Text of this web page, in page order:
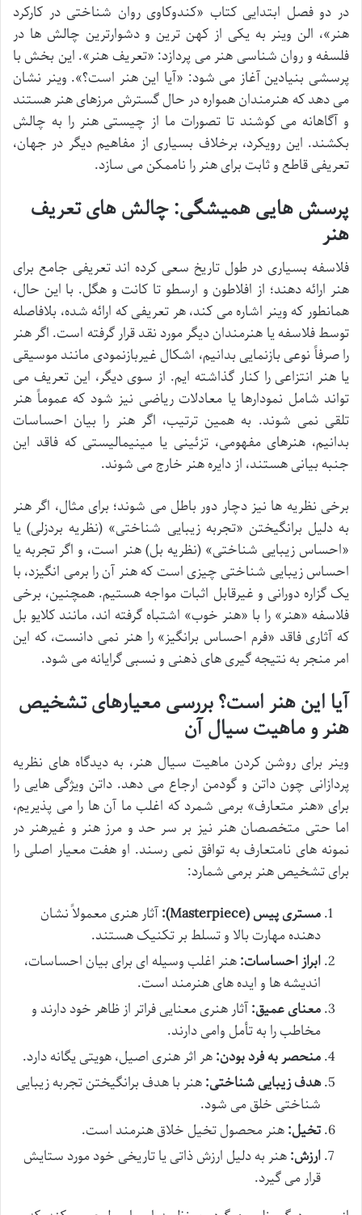
در دو فصل ابتدایی کتاب «کندوکاوی روان شناختی در کارکرد
هنر»، الن وینر به یکی از کهن ترین و دشوارترین چالش ها در
فلسفه و روان شناسی هنر می پردازد: «تعریف هنر». این بخش با
پرسشی بنیادین آغاز می شود: «آیا این هنر است؟». وینر نشان
می دهد که هنرمندان همواره در حال گسترش مرزهای هنر هستند
و آگاهانه می کوشند تا تصورات ما از چیستی هنر را به چالش
بکشند. این رویکرد، برخلاف بسیاری از مفاهیم دیگر در جهان،
تعریفی قاطع و ثابت برای هنر را ناممکن می سازد.
پرسش هایی همیشگی: چالش های تعریف
هنر
فلاسفه بسیاری در طول تاریخ سعی کرده اند تعریفی جامع برای
هنر ارائه دهند؛ از افلاطون و ارسطو تا کانت و هگل. با این حال،
همانطور که وینر اشاره می کند، هر تعریفی که ارائه شده، بلافاصله
توسط فلاسفه یا هنرمندان دیگر مورد نقد قرار گرفته است. اگر هنر
را صرفاً نوعی بازنمایی بدانیم، اشکال غیربازنمودی مانند موسیقی
یا هنر انتزاعی را کنار گذاشته ایم. از سوی دیگر، این تعریف می
تواند شامل نمودارها یا معادلات ریاضی نیز شود که عموماً هنر
تلقی نمی شوند. به همین ترتیب، اگر هنر را بیان احساسات
بدانیم، هنرهای مفهومی، تزئینی یا مینیمالیستی که فاقد این
جنبه بیانی هستند، از دایره هنر خارج می شوند.
برخی نظریه ها نیز دچار دور باطل می شوند؛ برای مثال، اگر هنر
به دلیل برانگیختن «تجربه زیبایی شناختی» (نظریه بردزلی) یا
«احساس زیبایی شناختی» (نظریه بل) هنر است، و اگر تجربه یا
احساس زیبایی شناختی چیزی است که هنر آن را برمی انگیزد، با
یک گزاره دورانی و غیرقابل اثبات مواجه هستیم. همچنین، برخی
فلاسفه «هنر» را با «هنر خوب» اشتباه گرفته اند، مانند کلایو بل
که آثاری فاقد «فرم احساس برانگیز» را هنر نمی دانست، که این
امر منجر به نتیجه گیری های ذهنی و نسبی گرایانه می شود.
آیا این هنر است؟ بررسی معیارهای تشخیص
هنر و ماهیت سیال آن
وینر برای روشن کردن ماهیت سیال هنر، به دیدگاه های نظریه
پردازانی چون داتن و گودمن ارجاع می دهد. داتن ویژگی هایی را
برای «هنر متعارف» برمی شمرد که اغلب ما آن ها را می پذیریم،
اما حتی متخصصان هنر نیز بر سر حد و مرز هنر و غیرهنر در
نمونه های نامتعارف به توافق نمی رسند. او هفت معیار اصلی را
برای تشخیص هنر برمی شمارد:
مستری پیس (Masterpiece):
آثار هنری معمولاً نشان
دهنده مهارت بالا و تسلط بر تکنیک هستند.
ابراز احساسات:هنر اغلب وسیله ای برای بیان احساسات،
اندیشه ها و ایده های هنرمند است.
معنای عمیق:آثار هنری معنایی فراتر از ظاهر خود دارند و
مخاطب را به تأمل وامی دارند.
منحصر به فرد بودن:هر اثر هنری اصیل، هویتی یگانه دارد.
هدف زیبایی شناختی:هنر با هدف برانگیختن تجربه زیبایی
شناختی خلق می شود.
تخیل:هنر محصول تخیل خلاق هنرمند است.
ارزش:هنر به دلیل ارزش ذاتی یا تاریخی خود مورد ستایش
قرار می گیرد.